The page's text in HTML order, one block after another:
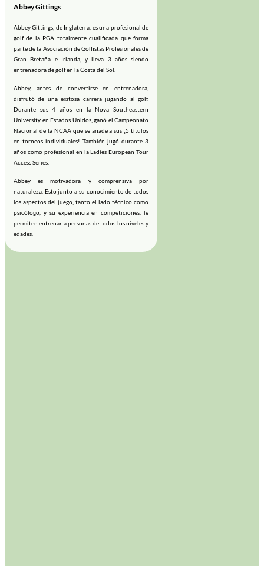
Abbey Gittings
Abbey Gittings, de Inglaterra, es una profesional de
golf de la PGA totalmente cualificada que forma
parte de la Asociación de Golfistas Profesionales de
Gran Bretaña e Irlanda, y lleva 3 años siendo
entrenadora de golf en la Costa del Sol.
Abbey, antes de convertirse en entrenadora,
disfrutó de una exitosa carrera jugando al golf.
Durante sus 4 años en la Nova Southeastern
University en Estados Unidos, ganó el Campeonato
Nacional de la NCAA que se añade a sus ¡5 títulos
en torneos individuales! También jugó durante 3
años como profesional en la Ladies European Tour
Access Series.
Abbey es motivadora y comprensiva por
naturaleza. Esto junto a su conocimiento de todos
los aspectos del juego, tanto el lado técnico como
psicólogo, y su experiencia en competiciones, le
permiten entrenar a personas de todos los niveles y
edades.